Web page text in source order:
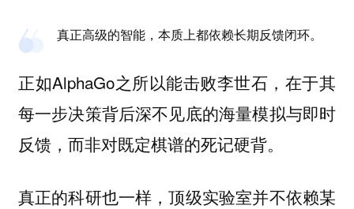
真正高级的智能，本质上都依赖长期反馈闭环。
正如AlphaGo之所以能击败李世石，在于其
每一步决策背后深不见底的海量模拟与即时
反馈，而非对既定棋谱的死记硬背。
真正的科研也一样，顶级实验室并不依赖某